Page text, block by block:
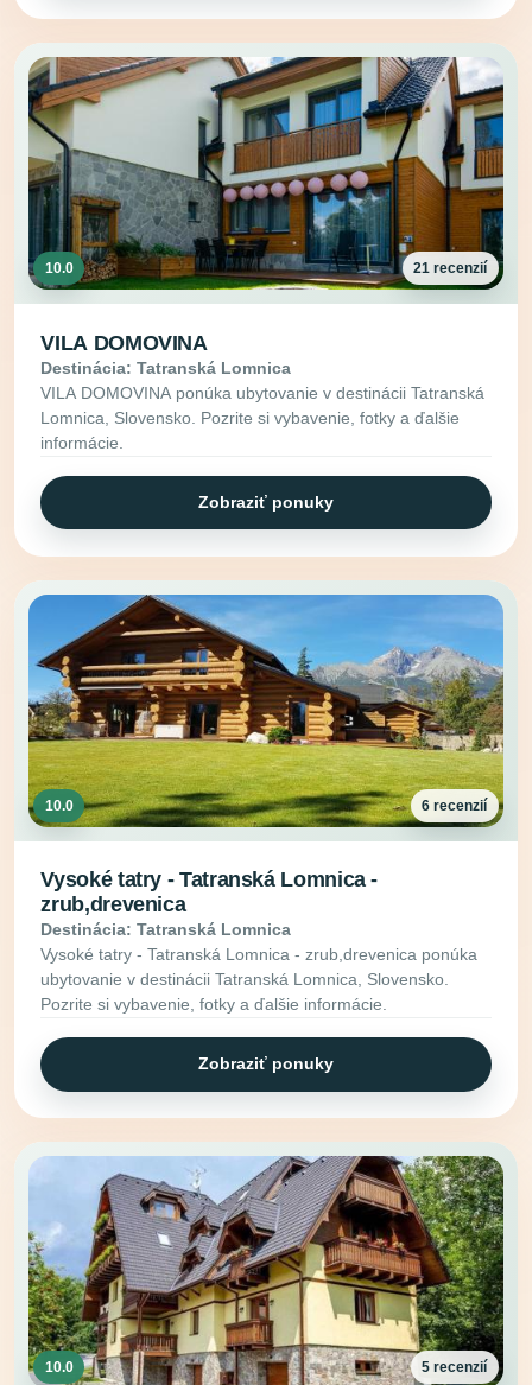
10.0 21 recenzií
VILA DOMOVINA
Destinácia: Tatranská Lomnica
VILA DOMOVINA ponúka ubytovanie v destinácii Tatranská
Lomnica, Slovensko. Pozrite si vybavenie, fotky a ďalšie
informácie.
Zobraziť ponuky
10.0 6 recenzií
Vysoké tatry - Tatranská Lomnica -
zrub,drevenica
Destinácia: Tatranská Lomnica
Vysoké tatry - Tatranská Lomnica - zrub,drevenica ponúka
ubytovanie v destinácii Tatranská Lomnica, Slovensko.
Pozrite si vybavenie, fotky a ďalšie informácie.
Zobraziť ponuky
10.0 5 recenzií